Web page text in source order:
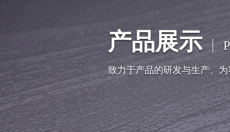
产品展示
致力于产品的研发与生产、